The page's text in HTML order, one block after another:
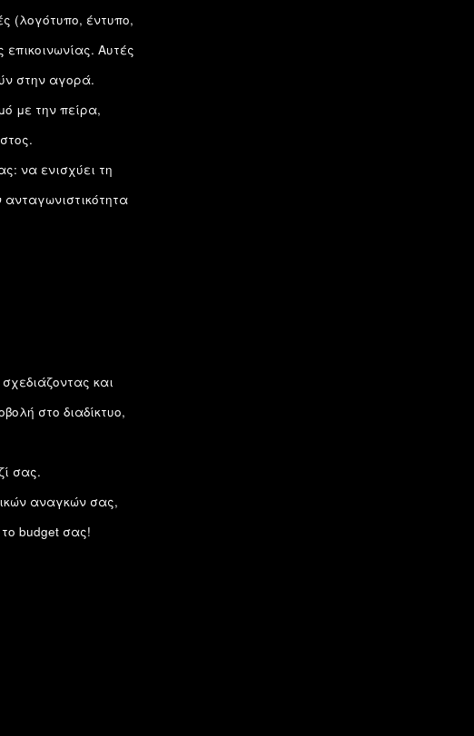
(λογότυπο, έντυπο,
Αυτές
στην αγορά.
με την πείρα,
να ενισχύει τη
ανταγωνιστικότητα
και
στο διαδίκτυο,
σας.
αναγκών σας,
budget σας!